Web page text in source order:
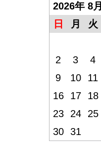
2026年 8月
日
月 火
2
3 4
9
10 11
16
17 18
23
24 25
30
31